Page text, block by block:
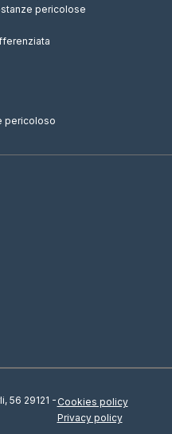
pericolose
pericoloso
56 29121 - Cookies policy
Privacy policy